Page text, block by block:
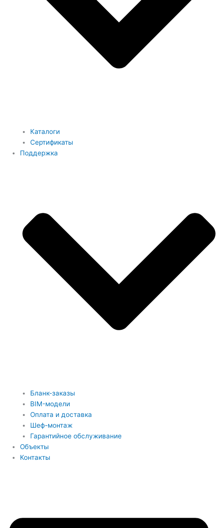
Каталоги
Сертификаты
Поддержка
Бланк-заказы
BIM-модели
Оплата и доставка
Шеф-монтаж
Гарантийное обслуживание
Объекты
Контакты